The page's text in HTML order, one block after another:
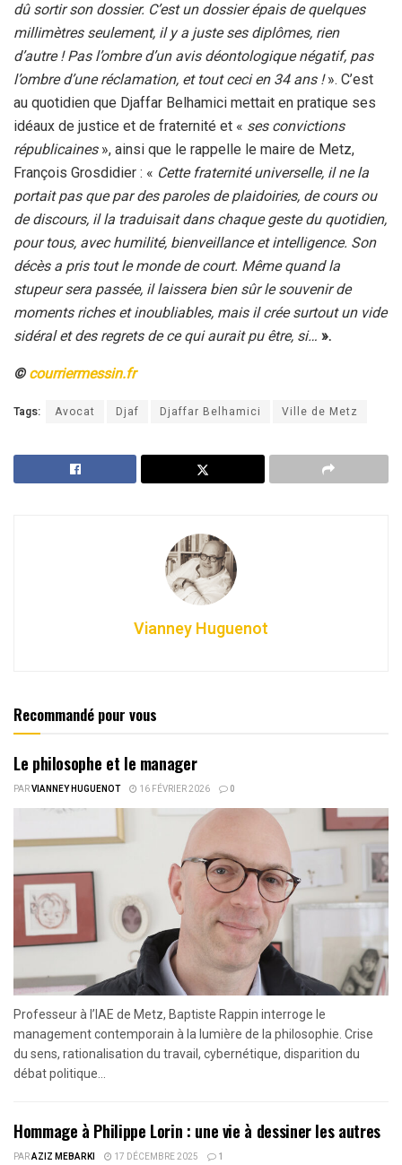
dû sortir son dossier. C’est un dossier épais de quelques
millimètres seulement, il y a juste ses diplômes, rien
d’autre ! Pas l’ombre d’un avis déontologique négatif, pas
l’ombre d’une réclamation, et tout ceci en 34 ans !». C’est
au quotidien que Djaffar Belhamici mettait en pratique ses
idéaux de justice et de fraternité et « ses convictions
républicaines», ainsi que le rappelle le maire de Metz,
François Grosdidier : « Cette fraternité universelle, il ne la
portait pas que par des paroles de plaidoiries, de cours ou
de discours, il la traduisait dans chaque geste du quotidien,
pour tous, avec humilité, bienveillance et intelligence. Son
décès a pris tout le monde de court. Même quand la
stupeur sera passée, il laissera bien sûr le souvenir de
moments riches et inoubliables, mais il crée surtout un vide
sidéral et des regrets de ce qui aurait pu être, si… ».
© courriermessin.fr
Tags: Avocat Djaf Djaffar Belhamici Ville de Metz
Vianney Huguenot
Recommandé pour vous
Le philosophe et le manager
PARVIANNEY HUGUENOT 16 FÉVRIER 2026 0
Professeur à l’IAE de Metz, Baptiste Rappin interroge le
management contemporain à la lumière de la philosophie. Crise
du sens, rationalisation du travail, cybernétique, disparition du
débat politique...
Hommage à Philippe Lorin : une vie à dessiner les autres
PARAZIZ MEBARKI 17 DÉCEMBRE 2025 1